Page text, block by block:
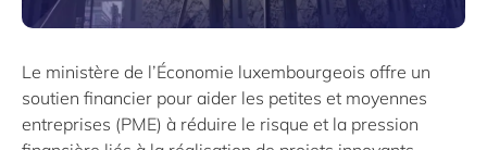
Le ministère de l’Économie luxembourgeois offre un
soutien financier pour aider les petites et moyennes
entreprises (PME) à réduire le risque et la pression